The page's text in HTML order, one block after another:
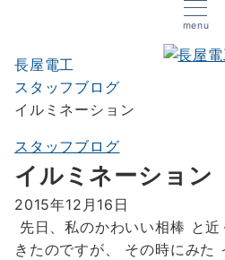
menu
長屋電工
スタッフブログ
イルミネーション
スタッフブログ
イルミネーション
2015年12月16日
先日、私のかわいい相棒 と
きたのですが、 その時にみた